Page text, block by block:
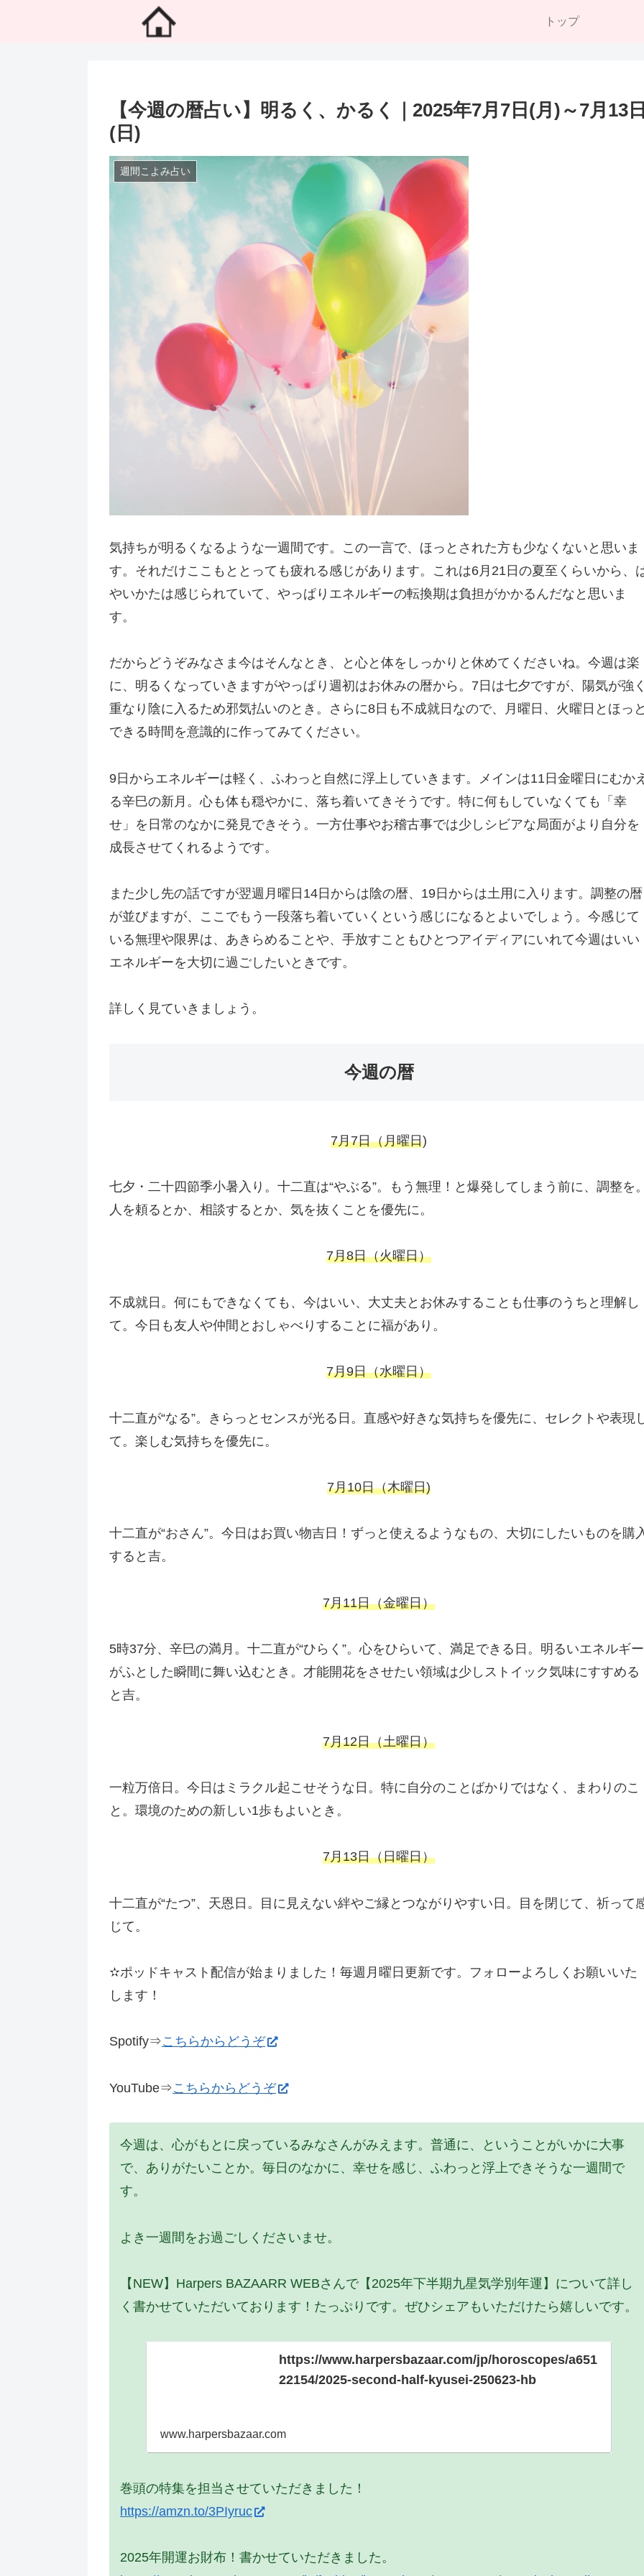
トップ
【今週の暦占い】明るく、かるく｜2025年7月7日(月)～7月13
(日)
週間こよみ占い
気持ちが明るくなるような一週間です。この一言で、ほっとされた方も少なくないと思いま
す。それだけここもととっても疲れる感じがあります。これは6月21日の夏至くらいから、
やいかたは感じられていて、やっぱりエネルギーの転換期は負担がかかるんだなと思いま
す。
だからどうぞみなさま今はそんなとき、と心と体をしっかりと休めてくださいね。今週は楽
に、明るくなっていきますがやっぱり週初はお休みの暦から。7日は七夕ですが、陽気が強
重なり陰に入るため邪気払いのとき。さらに8日も不成就日なので、月曜日、火曜日とほっ
できる時間を意識的に作ってみてください。
9日からエネルギーは軽く、ふわっと自然に浮上していきます。メインは11日金曜日にむか
る辛巳の新月。心も体も穏やかに、落ち着いてきそうです。特に何もしていなくても「幸
せ」を日常のなかに発見できそう。一方仕事やお稽古事では少しシビアな局面がより自分を
成長させてくれるようです。
また少し先の話ですが翌週月曜日14日からは陰の暦、19日からは土用に入ります。調整の暦
が並びますが、ここでもう一段落ち着いていくという感じになるとよいでしょう。今感じて
いる無理や限界は、あきらめることや、手放すこともひとつアイディアにいれて今週はいい
エネルギーを大切に過ごしたいときです。
詳しく見ていきましょう。
今週の暦
7月7日（月曜日)
七夕・二十四節季小暑入り。十二直は“やぶる”。もう無理！と爆発してしまう前に、調整を
人を頼るとか、相談するとか、気を抜くことを優先に。
7月8日（火曜日）
不成就日。何にもできなくても、今はいい、大丈夫とお休みすることも仕事のうちと理解し
て。今日も友人や仲間とおしゃべりすることに福があり。
7月9日（水曜日）
十二直が“なる”。きらっとセンスが光る日。直感や好きな気持ちを優先に、セレクトや表現
て。楽しむ気持ちを優先に。
7月10日（木曜日)
十二直が“おさん”。今日はお買い物吉日！ずっと使えるようなもの、大切にしたいものを購
すると吉。
7月11日（金曜日）
5時37分、辛巳の満月。十二直が“ひらく”。心をひらいて、満足できる日。明るいエネルギー
がふとした瞬間に舞い込むとき。才能開花をさせたい領域は少しストイック気味にすすめる
と吉。
7月12日（土曜日）
一粒万倍日。今日はミラクル起こせそうな日。特に自分のことばかりではなく、まわりのこ
と。環境のための新しい1歩もよいとき。
7月13日（日曜日）
十二直が“たつ”、天恩日。目に見えない絆やご縁とつながりやすい日。目を閉じて、祈って
じて。
✫ポッドキャスト配信が始まりました！毎週月曜日更新です。フォローよろしくお願いいた
します！
Spotify⇒こちらからどうぞ
YouTube⇒こちらからどうぞ
今週は、心がもとに戻っているみなさんがみえます。普通に、ということがいかに大事
で、ありがたいことか。毎日のなかに、幸せを感じ、ふわっと浮上できそうな一週間で
す。
よき一週間をお過ごしくださいませ。
【NEW】Harpers BAZAARR WEBさんで【2025年下半期九星気学別年運】について詳し
く書かせていただいております！たっぷりです。ぜひシェアもいただけたら嬉しいです。
https://www.harpersbazaar.com/jp/horoscopes/a651
22154/2025-second-half-kyusei-250623-hb
www.harpersbazaar.com
巻頭の特集を担当させていただきました！
https://amzn.to/3PIyruc
2025年開運お財布！書かせていただきました。